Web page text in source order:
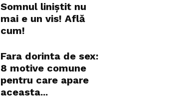
Somnul liniștit nu
mai e un vis! Află
cum!
Fara dorinta de sex:
8 motive comune
pentru care apare
aceasta...